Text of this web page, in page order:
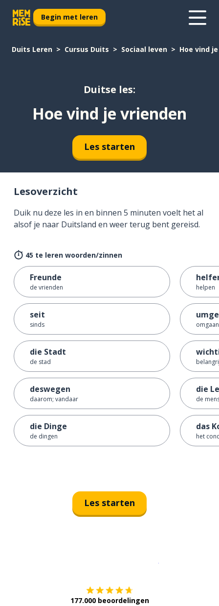
Begin met leren
Duits Leren Cursus Duits Sociaal leven Hoe vind
Duitse les:
Hoe vind je vrienden
Les starten
Lesoverzicht
Duik nu deze les in en binnen 5 minuten voelt het al
alsof je naar Duitsland en weer terug bent gereisd.
45 te leren woorden/zinnen
Freunde
de vrienden
seit
sinds
die Stadt
de stad
deswegen
daarom; vandaar
die Dinge
de dingen
helpen
die
de
das
het
Les starten
177.000 beoordelingen